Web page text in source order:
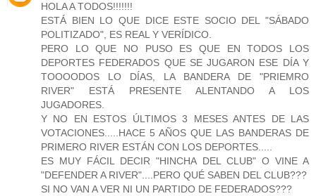
HOLA A TODOS!!!!!!!
ESTÁ BIEN LO QUE DICE ESTE SOCIO DEL "SÁBADO
POLITIZADO", ES REAL Y VERÍDICO.
PERO LO QUE NO PUSO ES QUE EN TODOS LOS
DEPORTES FEDERADOS QUE SE JUGARON ESE DÍA Y
TOOOODOS LO DÍAS, LA BANDERA DE "PRIEMRO
RIVER" ESTÁ PRESENTE ALENTANDO A LOS
JUGADORES.
Y NO EN ESTOS ÚLTIMOS 3 MESES ANTES DE LAS
VOTACIONES.....HACE 5 AÑOS QUE LAS BANDERAS DE
PRIMERO RIVER ESTÁN CON LOS DEPORTES.....
ES MUY FÁCIL DECIR "HINCHA DEL CLUB" O VINE A
"DEFENDER A RIVER"....PERO QUÉ SABEN DEL CLUB???
SI NO VAN A VER NI UN PARTIDO DE FEDERADOS???